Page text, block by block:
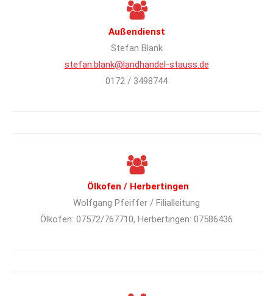
Außendienst
Stefan Blank
stefan.blank@landhandel-stauss.de
0172 / 3498744
Ölkofen / Herbertingen
Wolfgang Pfeiffer / Filialleitung
Ölkofen: 07572/767710, Herbertingen: 07586436